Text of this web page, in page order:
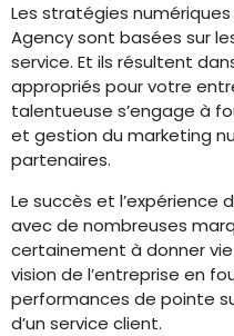
Les stratégies
Agency sont basées sur
service. Et ils résultent
appropriés pour votre
talentueuse s’engage à
et gestion du marketing
partenaires.
Le succès et l’expérience
avec de nombreuses
certainement à donner
vision de l’entreprise en
performances de pointe
d’un service client.